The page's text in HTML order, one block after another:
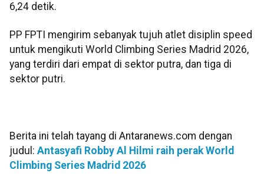
6,24 detik.
PP FPTI mengirim sebanyak tujuh atlet disiplin speed
untuk mengikuti World Climbing Series Madrid 2026,
yang terdiri dari empat di sektor putra, dan tiga di
sektor putri.
Berita ini telah tayang di Antaranews.com dengan
judul: Antasyafi Robby Al Hilmi raih perak World
Climbing Series Madrid 2026